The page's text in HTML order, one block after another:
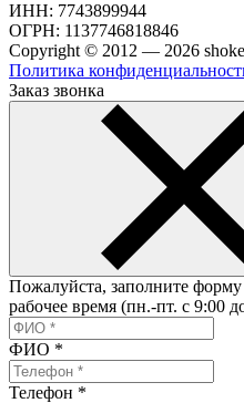
ИНН: 7743899944
ОГРН: 1137746818846
Copyright © 2012 — 2026
Политика
Заказ звонка
Пожалуйста, заполните
рабочее время (пн.-пт. с 9:00
ФИО *
Телефон *